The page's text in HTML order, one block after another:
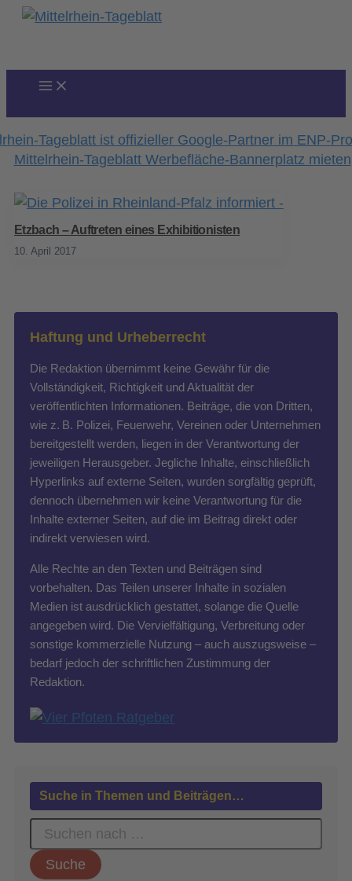
Zum
Etzbach – Auftreten eines Exhibitionisten
10. April 2017
Haftung und Urheberrecht
Die Redaktion übernimmt keine Gewähr für die
Vollständigkeit, Richtigkeit und Aktualität der
veröffentlichten Informationen. Beiträge, die von Dritten,
wie z. B. Polizei, Feuerwehr, Vereinen oder Unternehmen
bereitgestellt werden, liegen in der Verantwortung der
jeweiligen Herausgeber. Jegliche Inhalte, einschließlich
Hyperlinks auf externe Seiten, wurden sorgfältig geprüft,
dennoch übernehmen wir keine Verantwortung für die
Inhalte externer Seiten, auf die im Beitrag direkt oder
indirekt verwiesen wird.
Alle Rechte an den Texten und Beiträgen sind
vorbehalten. Das Teilen unserer Inhalte in sozialen
Medien ist ausdrücklich gestattet, solange die Quelle
angegeben wird. Die Vervielfältigung, Verbreitung oder
sonstige kommerzielle Nutzung – auch auszugsweise –
bedarf jedoch der schriftlichen Zustimmung der
Redaktion.
Suche in Themen und Beiträgen…
S
c
h